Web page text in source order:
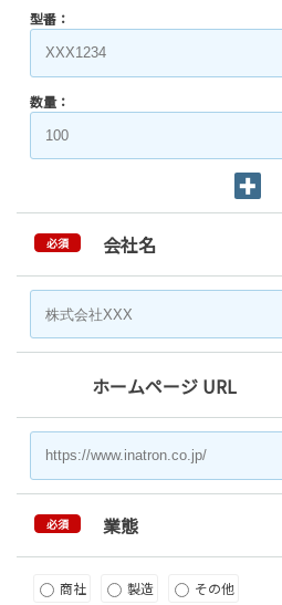
型番：
数量：
必須 会社名
ホームページ URL
必須 業態
商社 製造 その他